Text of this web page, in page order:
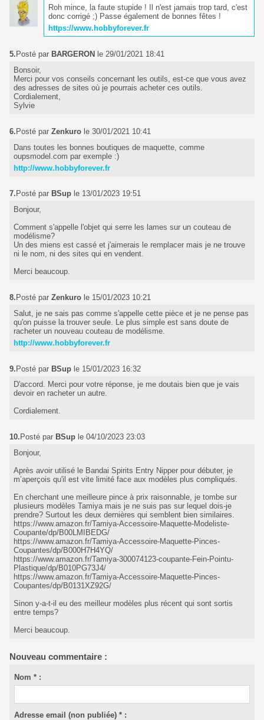
Roh mince, la faute stupide ! Il n'est jamais trop tard, c'est
donc corrigé ;) Passe également de bonnes fêtes !
https://www.hobbyforever.fr
5. Posté par BARGERON le 29/01/2021 18:41
Bonsoir,
Merci pour vos conseils concernant les outils, est-ce que vous avez
des adresses de sites où je pourrais acheter ces outils.
Cordialement,
Sylvie
6. Posté par Zenkuro le 30/01/2021 10:41
Dans toutes les bonnes boutiques de maquette, comme
oupsmodel.com par exemple :)
http://www.hobbyforever.fr
7. Posté par BSup le 13/01/2023 19:51
Bonjour,
Comment s'appelle l'objet qui serre les lames sur un couteau de
modélisme?
Un des miens est cassé et j'aimerais le remplacer mais je ne trouve
ni le nom, ni des sites qui en vendent.
Merci beaucoup.
8. Posté par Zenkuro le 15/01/2023 10:21
Salut, je ne sais pas comme s'appelle cette pièce et je ne pense pas
qu'on puisse la trouver seule. Le plus simple est sans doute de
racheter un nouveau couteau de modélisme.
http://www.hobbyforever.fr
9.Posté par BSup le 15/01/2023 16:32
D'accord. Merci pour votre réponse, je me doutais bien que je vais
devoir en racheter un autre.
Cordialement.
10. Posté par BSup le 04/10/2023 23:03
Bonjour,
Après avoir utilisé le Bandai Spirits Entry Nipper pour débuter, je
m’aperçois qu'il est vite limité face aux modèles plus compliqués.
En cherchant une meilleure pince à prix raisonnable, je tombe sur
plusieurs modèles Tamiya mais je ne suis pas sur lequel dois-je
prendre? Surtout les deux dernières qui semblent bien similaires.
https://www.amazon.fr/Tamiya-Accessoire-Maquette-Modeliste-
Coupante/dp/B00LMIBEDG/
https://www.amazon.fr/Tamiya-Accessoire-Maquette-Pinces-
Coupantes/dp/B000H7H4YQ/
https://www.amazon.fr/Tamiya-300074123-coupante-Fein-Pointu-
Plastique/dp/B010PG73J4/
https://www.amazon.fr/Tamiya-Accessoire-Maquette-Pinces-
Coupantes/dp/B0131XZ92G/
Sinon y-a-t-il eu des meilleur modèles plus récent qui sont sortis
entre temps?
Merci beaucoup.
Nouveau commentaire :
Nom * :
Adresse email (non publiée) * :